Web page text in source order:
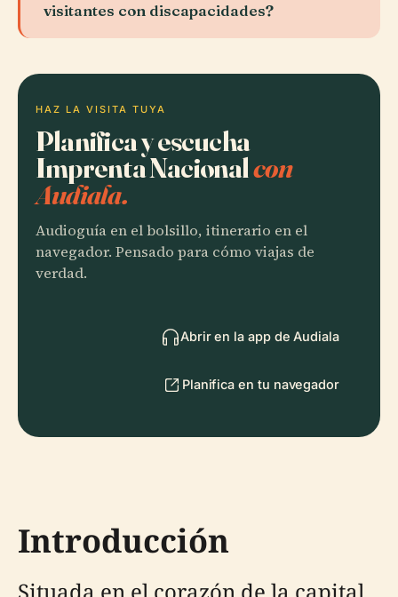
visitantes con discapacidades?
HAZ LA VISITA TUYA
Planifica y escucha
Imprenta Nacionalcon
Audiala.
Audioguía en el bolsillo, itinerario en el
navegador. Pensado para cómo viajas de
verdad.
Abrir en la app de Audiala
Planifica en tu navegador
Introducción